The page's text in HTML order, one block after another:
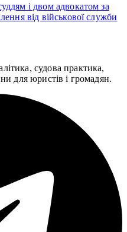
і двом адвокатом за
від військової служби
судова практика,
для юристів і громадян.